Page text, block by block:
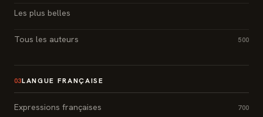
Les plus belles
Tous les auteurs 500
03LANGUE FRANÇAISE
Expressions françaises 700